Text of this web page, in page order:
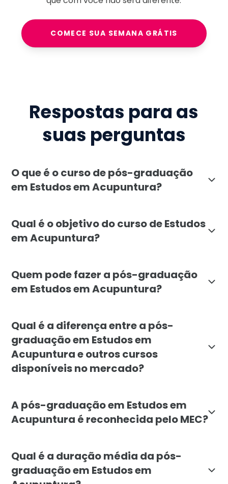
COMECE SUA SEMANA GRÁTIS
Respostas para as
suas perguntas
O que é o curso de pós-graduação
em Estudos em Acupuntura?
Qual é o objetivo do curso de Estudos
em Acupuntura?
Quem pode fazer a pós-graduação
em Estudos em Acupuntura?
Qual é a diferença entre a pós-
graduação em Estudos em
Acupuntura e outros cursos
disponíveis no mercado?
A pós-graduação em Estudos em
Acupuntura é reconhecida pelo MEC?
Qual é a duração média da pós-
graduação em Estudos em